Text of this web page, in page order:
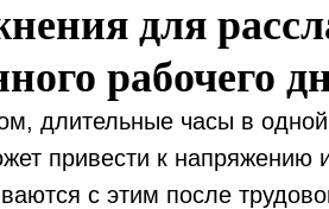
для
рабочего
длительные часы в
привести к напряжению
с этим после